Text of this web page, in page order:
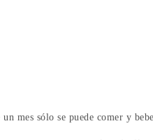
mes sólo se puede comer y